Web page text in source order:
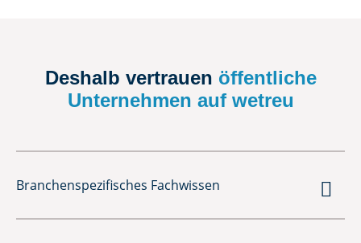
Deshalb vertrauen öffentliche
Unternehmen auf wetreu
Branchenspezifisches Fachwissen 